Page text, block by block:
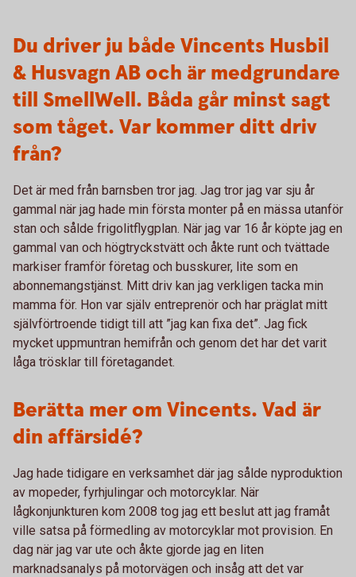
Du driver ju både Vincents Husbil
& Husvagn AB och är medgrundare
till SmellWell. Båda går minst sagt
som tåget. Var kommer ditt driv
från?
Det är med från barnsben tror jag. Jag tror jag var sju år
gammal när jag hade min första monter på en mässa utanför
stan och sålde frigolitflygplan. När jag var 16 år köpte jag en
gammal van och högtryckstvätt och åkte runt och tvättade
markiser framför företag och busskurer, lite som en
abonnemangstjänst. Mitt driv kan jag verkligen tacka min
mamma för. Hon var själv entreprenör och har präglat mitt
självförtroende tidigt till att ”jag kan fixa det”. Jag fick
mycket uppmuntran hemifrån och genom det har det varit
låga trösklar till företagandet.
Berätta mer om Vincents. Vad är
din affärsidé?
Jag hade tidigare en verksamhet där jag sålde nyproduktion
av mopeder, fyrhjulingar och motorcyklar. När
lågkonjunkturen kom 2008 tog jag ett beslut att jag framåt
ville satsa på förmedling av motorcyklar mot provision. En
dag när jag var ute och åkte gjorde jag en liten
marknadsanalys på motorvägen och insåg att det var